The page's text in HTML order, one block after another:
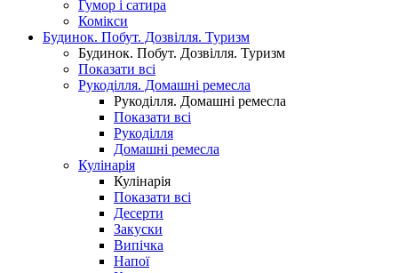
Гумор і сатира
Комікси
Будинок. Побут. Дозвілля. Туризм
Будинок. Побут. Дозвілля. Туризм
Показати всі
Рукоділля. Домашні ремесла
Рукоділля. Домашні ремесла
Показати всі
Рукоділля
Домашні ремесла
Кулінарія
Кулінарія
Показати всі
Десерти
Закуски
Випічка
Напої